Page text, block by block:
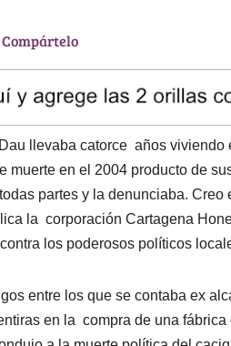
T
d
Compártelo
llevaba catorce años viviendo
muerte en el 2004 producto de
partes y la denunciaba.
la corporación Cartagena
los poderosos políticos
entre los que se contaba ex
en la compra de una